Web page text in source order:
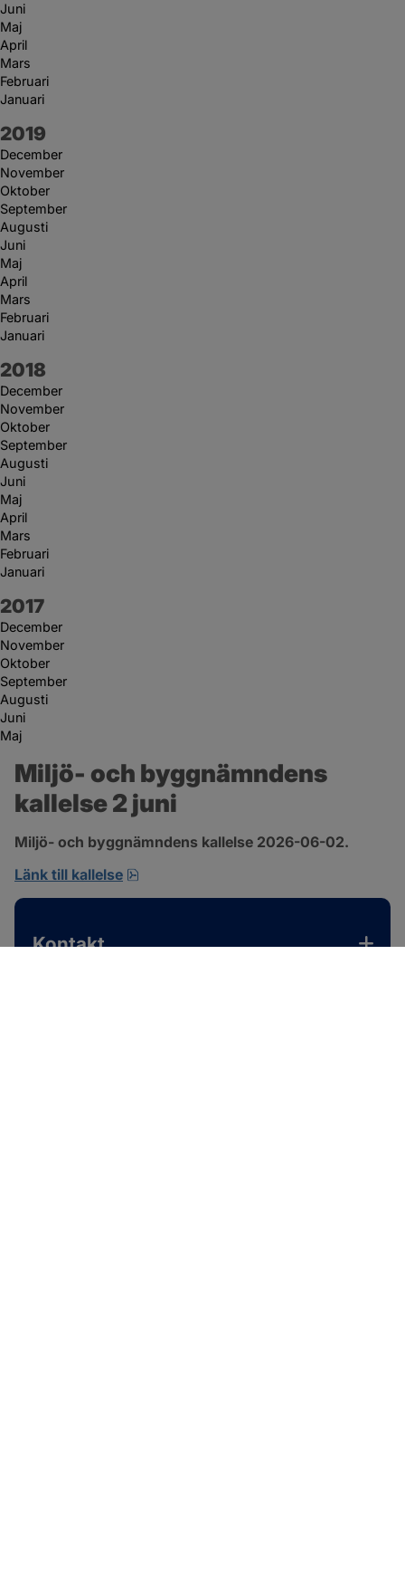
Juni
Maj
April
Mars
Februari
Januari
År:
2019
December
November
Oktober
September
Augusti
Juni
Maj
April
Mars
Februari
Januari
År:
2018
December
November
Oktober
September
Augusti
Juni
Maj
April
Mars
Februari
Januari
År:
2017
December
November
Oktober
September
Augusti
Juni
Maj
Miljö- och byggnämndens
kallelse 2 juni
Miljö- och byggnämndens kallelse 2026-06-02.
Länk till kallelse
Kontakt